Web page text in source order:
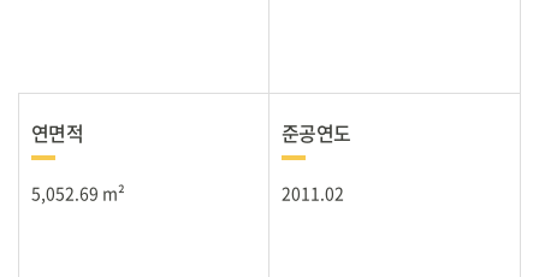
연면적
5,052.69 m²
준공연도
2011.02